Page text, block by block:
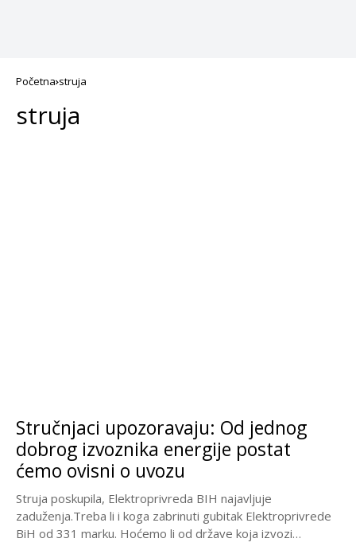
Početna struja
struja
Stručnjaci upozoravaju: Od jednog
dobrog izvoznika energije postat
ćemo ovisni o uvozu
Struja poskupila, Elektroprivreda BIH najavljuje
zaduženja.Treba li i koga zabrinuti gubitak Elektroprivrede
BiH od 331 marku. Hoćemo li od države koja izvozi